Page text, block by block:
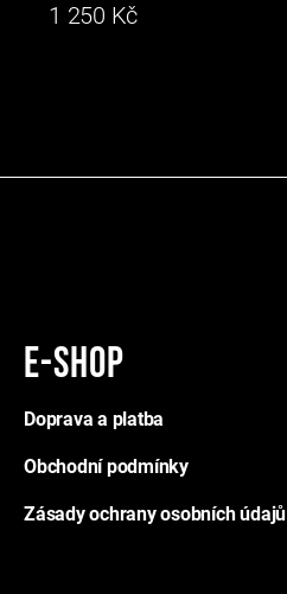
1 250 Kč
E-shop
Doprava a platba
Obchodní podmínky
Zásady ochrany osobních údajů